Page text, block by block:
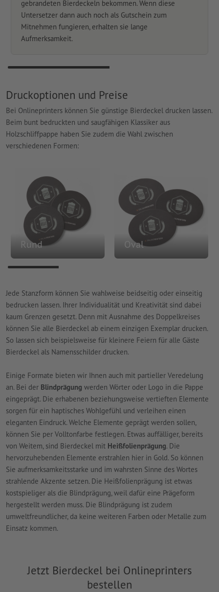
gebrandeten Bierdeckeln bekommen. Wenn diese
Untersetzer dann auch noch als Gutschein zum
Mitnehmen fungieren, erhalten sie lange
Aufmerksamkeit.
Druckoptionen und Preise
Bei Onlineprinters können Sie günstige Bierdeckel drucken lassen.
Beim bunt bedruckten und saugfähigen Klassiker aus
Holzschliffpappe haben Sie zudem die Wahl zwischen
verschiedenen Formen:
Rund Oval
Jede Stanzform können Sie wahlweise beidseitig oder einseitig
bedrucken lassen. Ihrer Individualität und Kreativität sind dabei
kaum Grenzen gesetzt. Denn mit Ausnahme des Doppelkreises
können Sie alle Bierdeckel ab einem einzigen Exemplar drucken.
So lassen sich beispielsweise für kleinere Feiern für alle Gäste
Bierdeckel als Namensschilder drucken.
Einige Formate bieten wir Ihnen auch mit partieller Veredelung
an. Bei der Blindprägung werden Wörter oder Logo in die Pappe
eingeprägt. Die erhabenen beziehungsweise vertieften Elemente
sorgen für ein haptisches Wohlgefühl und verleihen einen
eleganten Eindruck. Welche Elemente geprägt werden sollen,
können Sie per Volltonfarbe festlegen. Etwas auffälliger, bereits
von Weitem, sind Bierdeckel mit Heißfolienprägung. Die
hervorzuhebenden Elemente erstrahlen hier in Gold. So können
Sie aufmerksamkeitsstarke und im wahrsten Sinne des Wortes
strahlende Akzente setzen. Die Heißfolienprägung ist etwas
kostspieliger als die Blindprägung, weil dafür eine Prägeform
hergestellt werden muss. Die Blindprägung ist zudem
umweltfreundlicher, da keine weiteren Farben oder Metalle zum
Einsatz kommen.
Jetzt Bierdeckel bei Onlineprinters
bestellen